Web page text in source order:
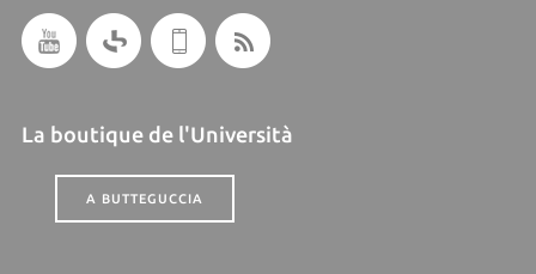
La boutique de l'Università
A BUTTEGUCCIA